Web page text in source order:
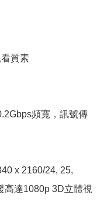
頻寬，訊號傳
x 2160/24, 25,
高達1080p 3D立體視